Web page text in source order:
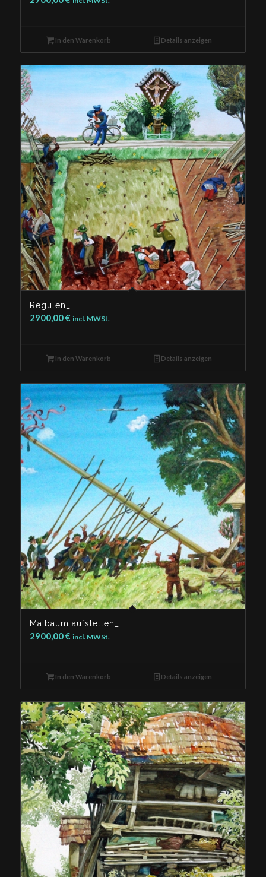
In den Warenkorb Details anzeigen
Regulen_
2900,00€ incl. MWSt.
In den Warenkorb Details anzeigen
Maibaum aufstellen_
2900,00€ incl. MWSt.
In den Warenkorb Details anzeigen